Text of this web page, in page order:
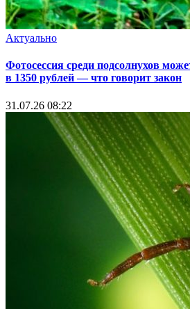
Актуально
Фотосессия среди подсолнухов
в 1350 рублей — что говорит закон
31.07.26 08:22